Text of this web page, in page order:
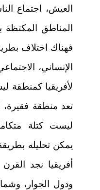
العيش، اجتماع
المناطق المكتظة
فهناك اختلاف
الإنساني،
لأفريقيا كمنطقة
تعد منطقة فقيرة،
ليست كتلة
يمكن تحليله
أفريقيا نجد
ودول الجوار،